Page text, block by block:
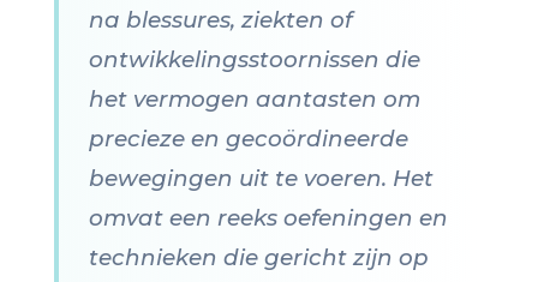
na blessures, ziekten of
ontwikkelingsstoornissen die
het vermogen aantasten om
precieze en gecoördineerde
bewegingen uit te voeren. Het
omvat een reeks oefeningen en
technieken die gericht zijn op